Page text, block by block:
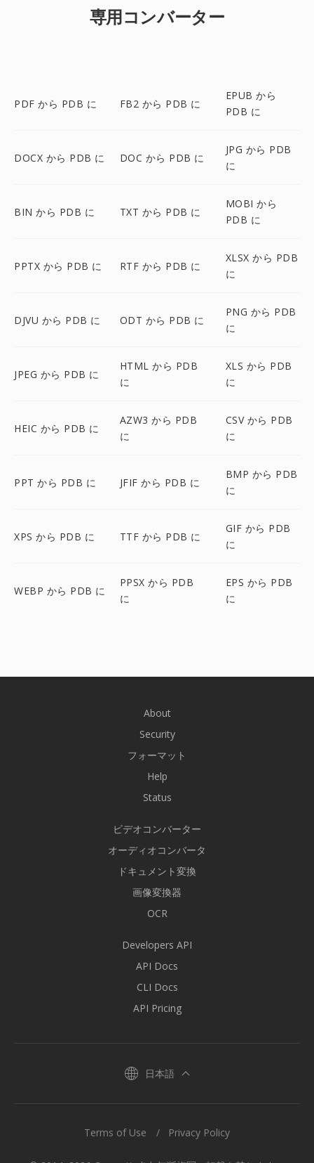
専用コンバーター
PDF から PDB に FB2 から PDB に
EPUB から
PDB に
DOCX から PDB に DOC から PDB に
JPG から PDB
に
BIN から PDB に TXT から PDB に
MOBI から
PDB に
PPTX から PDB に RTF から PDB に
XLSX から PDB
に
DJVU から PDB に ODT から PDB に
PNG から PDB
に
JPEG から PDB に
HTML から PDB
に
XLS から PDB
に
HEIC から PDB に
AZW3 から PDB
に
CSV から PDB
に
PPT から PDB に JFIF から PDB に
BMP から PDB
に
XPS から PDB に TTF から PDB に
GIF から PDB
に
WEBP から PDB に
PPSX から PDB
に
EPS から PDB
に
About
Security
フォーマット
Help
Status
ビデオコンバーター
オーディオコンバータ
ドキュメント変換
画像変換器
OCR
Developers API
API Docs
CLI Docs
API Pricing
日本語
Terms of Use Privacy Policy